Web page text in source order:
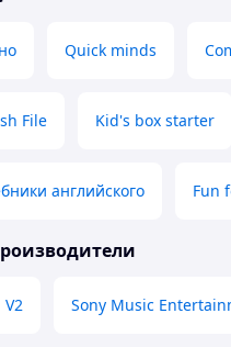
Quick minds
File Kid's box starter
английского Fun
V2 Sony Music